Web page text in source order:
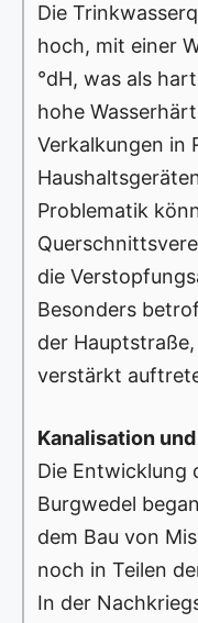
Die
hoch, mit einer
°dH, was als
hohe
Verkalkungen in
Problematik
die
Besonders
der
verstärkt
Kanalisation
Die Entwicklung
Burgwedel
dem Bau von
noch in Teilen
In der